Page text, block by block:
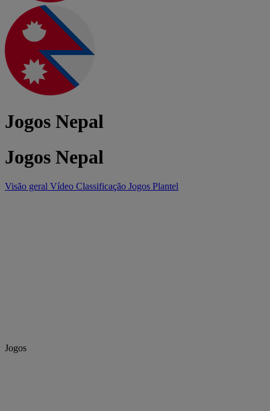
Jogos Nepal
Jogos Nepal
Visão geral Vídeo Classificação Jogos Plantel
Jogos